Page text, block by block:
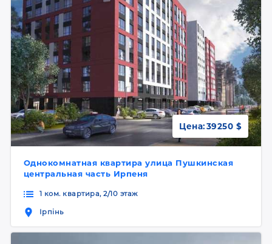
Однокомнатная квартира улица Пушкинская
центральная часть Ирпеня
Цена:39250 $
1 ком. квартира, 2/10 этаж
Ірпінь